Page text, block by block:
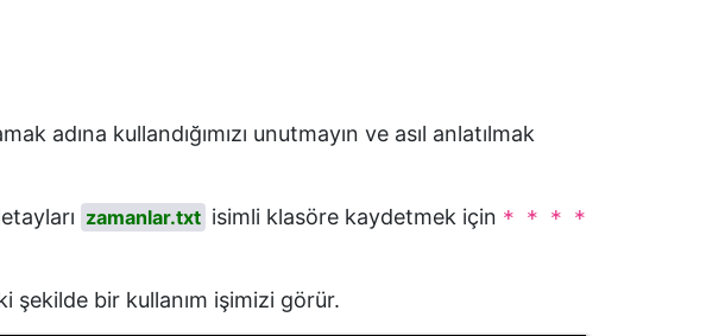
adına kullandığımızı unutmayın ve asıl anlatılmak
zamanlar.txt isimli klasöre kaydetmek için * * * *
şekilde bir kullanım işimizi görür.